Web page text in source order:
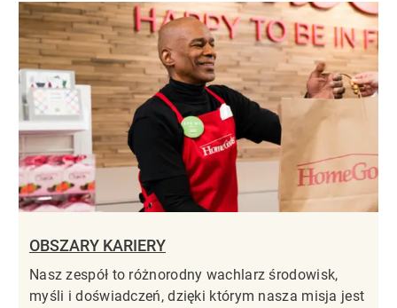
OBSZARY KARIERY
Nasz zespół to różnorodny wachlarz środowisk,
myśli i doświadczeń, dzięki którym nasza misja jest